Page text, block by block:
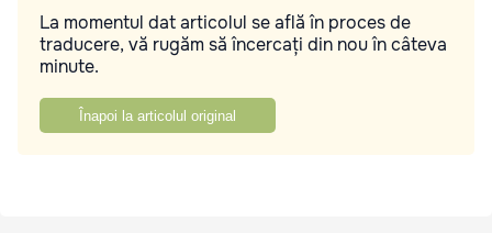
La momentul dat articolul se află în proces de
traducere, vă rugăm să încercați din nou în câteva
minute.
Înapoi la articolul original